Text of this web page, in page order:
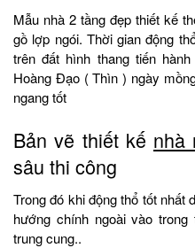
Mẫu nhà 2 tầng đẹp thiết kế
gồ lợp ngói. Thời gian động
trên đất hình thang tiến
Hoàng Đạo ( Thìn ) ngày
ngang tốt
Bản vẽ thiết kế nhà
sâu thi công
Trong đó khi động thổ tốt nhất
hướng chính ngoài vào
trung cung..